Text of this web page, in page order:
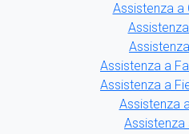
Assistenza a
Assistenza a
Assistenza a
Assistenza
Assistenza